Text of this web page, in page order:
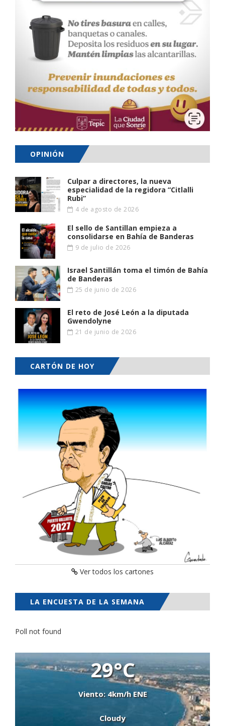
OPINIÓN
Culpar a directores, la nueva
especialidad de la regidora “Citlalli
Rubi”
4 de agosto de 2026
El sello de Santillan empieza a
consolidarse en Bahía de Banderas
9 de julio de 2026
Israel Santillán toma el timón de Bahía
de Banderas
25 de junio de 2026
El reto de José León a la diputada
Gwendolyne
21 de junio de 2026
CARTÓN DE HOY
Ver todos los cartones
LA ENCUESTA DE LA SEMANA
Poll not found
29°C
Viento: 4km/h ENE
Cloudy